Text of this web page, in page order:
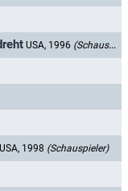
USA, 1996 (Schauspieler)
USA, 1998 (Schauspieler)